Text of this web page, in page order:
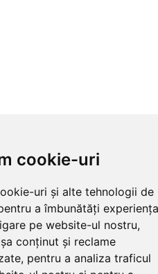
cookie-uri
uri și alte tehnologii de
a îmbunătăți
pe website-ul nostru,
conținut și reclame
pentru a analiza traficul